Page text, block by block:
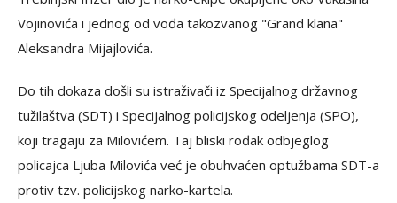
Vojinovića i jednog od vođa takozvanog "Grand klana"
Aleksandra Mijajlovića.
Do tih dokaza došli su istraživači iz Specijalnog državnog
tužilaštva (SDT) i Specijalnog policijskog odeljenja (SPO),
koji tragaju za Milovićem. Taj bliski rođak odbjeglog
policajca Ljuba Milovića već je obuhvaćen optužbama SDT-a
protiv tzv. policijskog narko-kartela.